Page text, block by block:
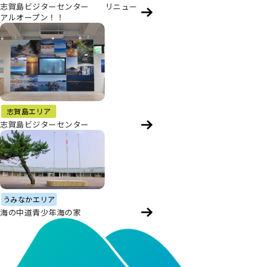
志賀島ビジターセンター リニュー
アルオープン！！
志賀島エリア
志賀島ビジターセンター
うみなかエリア
海の中道青少年海の家